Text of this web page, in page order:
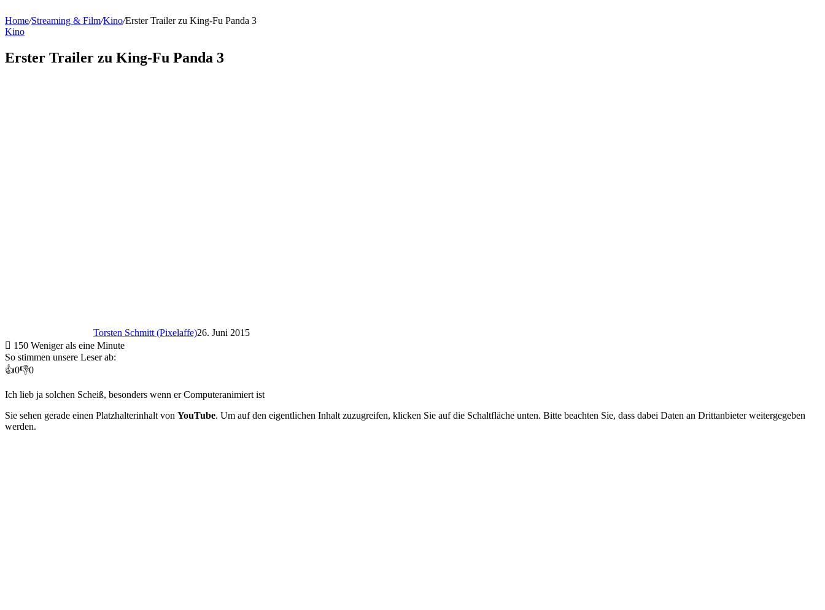
Home/Streaming & Film/Kino/Erster Trailer zu King-Fu Panda 3
Kino
Erster Trailer zu King-Fu Panda 3
Torsten Schmitt (Pixelaffe)26. Juni 2015
150 Weniger als eine Minute
So stimmen unsere Leser ab:
👍0👎0
Ich lieb ja solchen Scheiß, besonders wenn er Computeranimiert ist
Sie sehen gerade einen Platzhalterinhalt von YouTube. Um auf den eigentlichen Inhalt zuzugreifen, klicken Sie auf die Schaltfläche unten. Bitte beachten Sie, dass dabei Daten an Drittanbieter weitergegeben
werden.